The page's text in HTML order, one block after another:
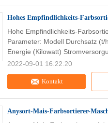
Hohes Empfindlichkeits-
Kontakt
Hohe Empfindlichkeits-
Parameter: Modell Durchsatz
Energie (Kilowatt)
2022-09-01 16:22:20
Anysort-Mais-Farbsortierer-